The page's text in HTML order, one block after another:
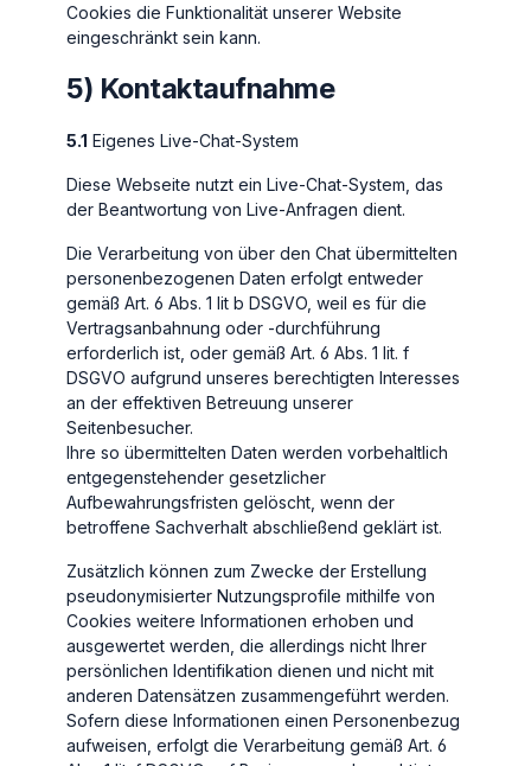
Cookies die Funktionalität unserer Website
eingeschränkt sein kann.
5) Kontaktaufnahme
5.1 Eigenes Live-Chat-System
Diese Webseite nutzt ein Live-Chat-System, das
der Beantwortung von Live-Anfragen dient.
Die Verarbeitung von über den Chat übermittelten
personenbezogenen Daten erfolgt entweder
gemäß Art. 6 Abs. 1 lit b DSGVO, weil es für die
Vertragsanbahnung oder -durchführung
erforderlich ist, oder gemäß Art. 6 Abs. 1 lit. f
DSGVO aufgrund unseres berechtigten Interesses
an der effektiven Betreuung unserer
Seitenbesucher.
Ihre so übermittelten Daten werden vorbehaltlich
entgegenstehender gesetzlicher
Aufbewahrungsfristen gelöscht, wenn der
betroffene Sachverhalt abschließend geklärt ist.
Zusätzlich können zum Zwecke der Erstellung
pseudonymisierter Nutzungsprofile mithilfe von
Cookies weitere Informationen erhoben und
ausgewertet werden, die allerdings nicht Ihrer
persönlichen Identifikation dienen und nicht mit
anderen Datensätzen zusammengeführt werden.
Sofern diese Informationen einen Personenbezug
aufweisen, erfolgt die Verarbeitung gemäß Art. 6